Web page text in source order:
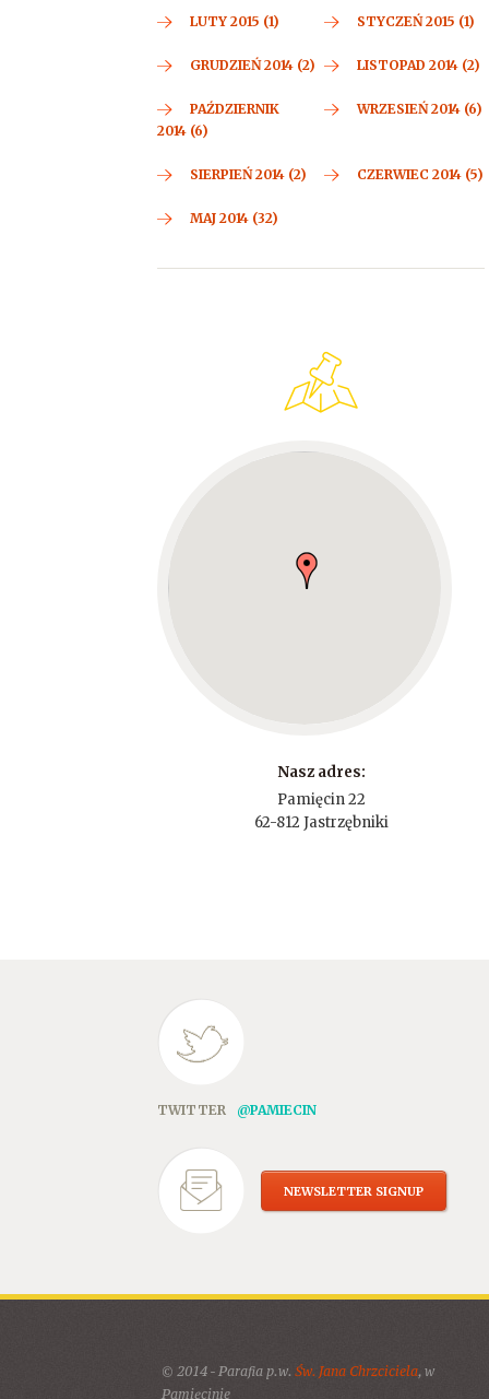
LUTY 2015 (1) STYCZEŃ 2015 (1)
GRUDZIEŃ 2014 (2) LISTOPAD 2014 (2)
PAŹDZIERNIK
2014 (6)
WRZESIEŃ 2014 (6)
SIERPIEŃ 2014 (2) CZERWIEC 2014 (5)
MAJ 2014 (32)
Nasz adres:
Pamięcin 22
62-812 Jastrzębniki
TWITTER @PAMIECIN
NEWSLETTER SIGNUP
© 2014 - Parafia p.w. Św. Jana Chrzciciela, w
Pamięcinie